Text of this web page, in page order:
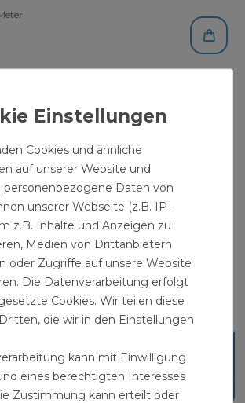
Cookies und ähnliche
auf unserer Website und
personenbezogene Daten von
unserer Webseite (z.B. IP-
z.B. Inhalte und Anzeigen zu
Medien von Drittanbietern
oder Zugriffe auf unsere Website
Die Datenverarbeitung erfolgt
Cookies. Wir teilen diese
die wir in den Einstellungen
kann mit Einwilligung
eines berechtigten Interesses
Zustimmung kann erteilt oder